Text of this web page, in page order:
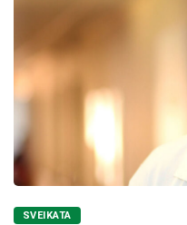
SVEIKATA